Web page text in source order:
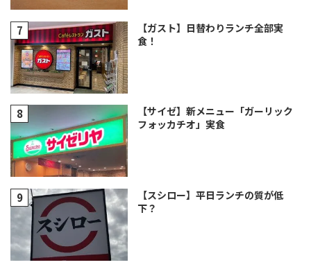
【ガスト】日替わりランチ全部実
食！
【サイゼ】新メニュー「ガーリック
フォッカチオ」実食
【スシロー】平日ランチの質が低
下？